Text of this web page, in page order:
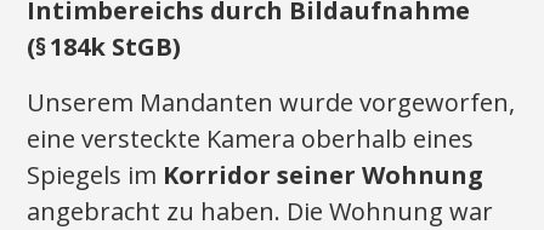
Intimbereichs durch Bildaufnahme
(§184k StGB)
Unserem Mandanten wurde vorgeworfen,
eine versteckte Kamera oberhalb eines
Spiegels im Korridor seiner Wohnung
angebracht zu haben. Die Wohnung war